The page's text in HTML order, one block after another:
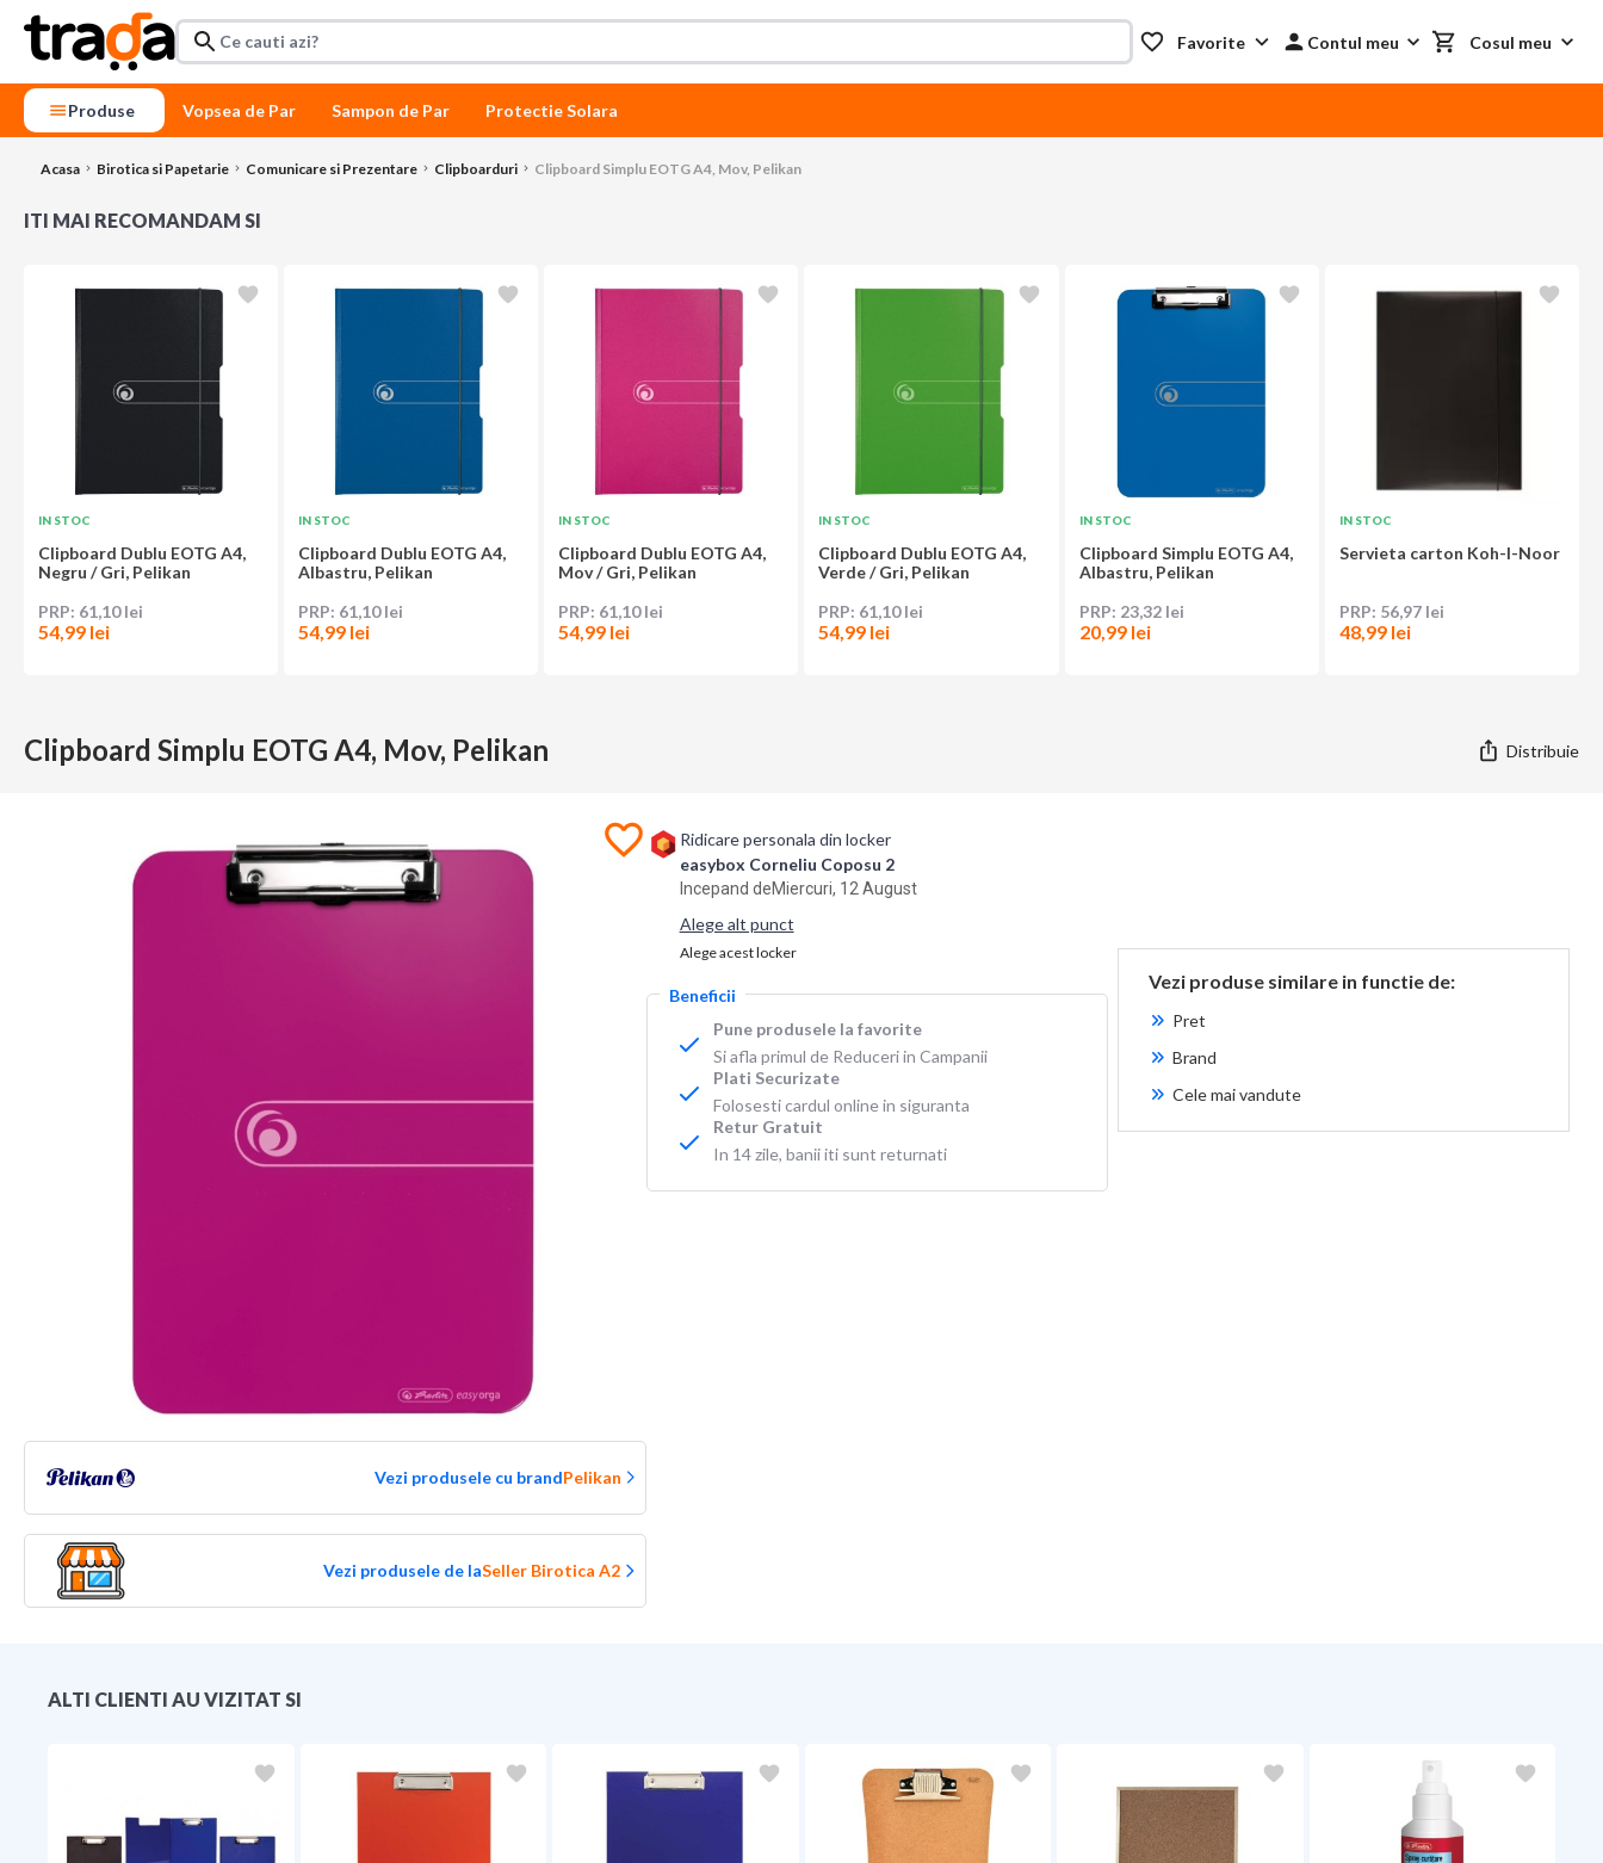
Contul meu
Favorite Cosul meu
Produse Vopsea de Par Sampon de Par Protectie Solara
Acasa Birotica si Papetarie Comunicare si Prezentare Clipboarduri Clipboard Simplu EOTG A4, Mov, Pelikan
ITI MAI RECOMANDAM SI
IN STOC
Clipboard Dublu EOTG A4,
Negru / Gri, Pelikan
61,10 lei
54,99 lei
IN STOC
Clipboard Dublu EOTG A4,
Albastru, Pelikan
61,10 lei
54,99 lei
IN STOC
Clipboard Dublu EOTG A4,
Mov / Gri, Pelikan
61,10 lei
54,99 lei
IN STOC
Clipboard Dublu EOTG A4,
Verde / Gri, Pelikan
61,10 lei
54,99 lei
IN STOC
Clipboard Simplu EOTG A4,
Albastru, Pelikan
23,32 lei
20,99 lei
IN STOC
Servieta carton Koh-I-Noor
56,97 lei
48,99 lei
Clipboard Simplu EOTG A4, Mov, Pelikan Distribuie
Vezi produsele cu brandPelikan
Vezi produsele de laSeller Birotica A2
Ridicare personala din locker
easybox Corneliu Coposu 2
Incepand deMiercuri, 12 August
Alege alt punct
Alege acest locker
Beneficii
Pune produsele la favorite
Si afla primul de Reduceri in Campanii
Plati Securizate
Folosesti cardul online in siguranta
Retur Gratuit
In 14 zile, banii iti sunt returnati
Vezi produse similare in functie de:
Pret
Brand
Cele mai vandute
ALTI CLIENTI AU VIZITAT SI